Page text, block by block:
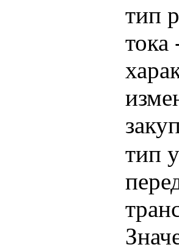
тип
тока
тип